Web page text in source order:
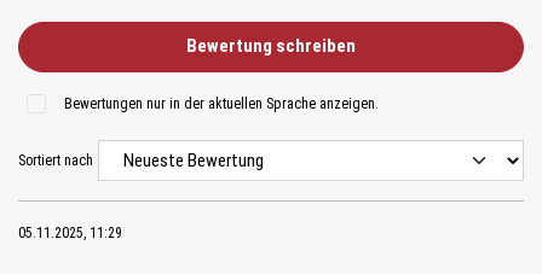
Bewertung schreiben
Bewertungen nur in der aktuellen Sprache anzeigen.
Sortiert nach
05.11.2025, 11:29